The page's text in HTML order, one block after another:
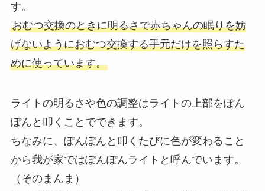
す。
おむつ交換のときに明るさで赤ちゃんの眠りを妨
げないようにおむつ交換する手元だけを照らすた
めに使っています。
ライトの明るさや色の調整はライトの上部をぽん
ぽんと叩くことでできます。
ちなみに、ぽんぽんと叩くたびに色が変わること
から我が家ではぽんぽんライトと呼んでいます。
（そのまんま）